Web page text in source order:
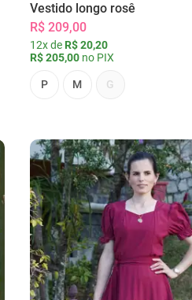
Vestido longo rosê
R$ 209,00
12x de R$ 20,20
R$ 205,00no PIX
P M G